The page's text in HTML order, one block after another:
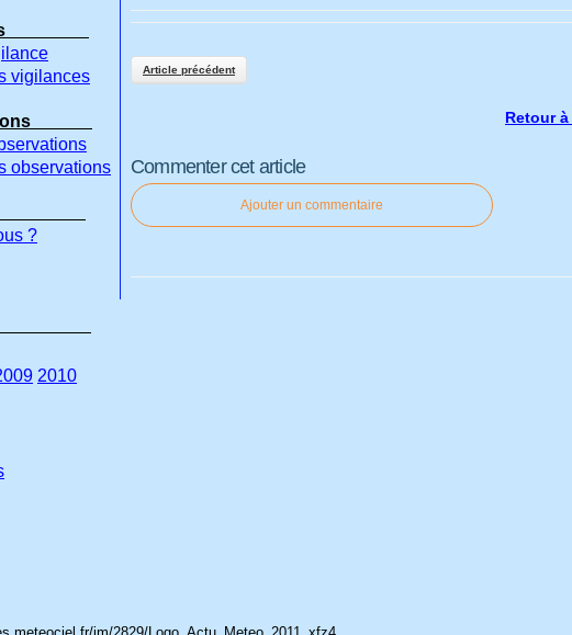
Article précédent
Retour
Commenter cet article
Ajouter un commentaire
vigilances
observations
?
2010